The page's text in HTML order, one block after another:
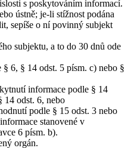
s poskytováním informací.
ústně; je-li stížnost podána
sepíše o ní povinný subjekt
subjektu, a to do 30 dnů ode
6, § 14 odst. 5 písm. c) nebo §
informace podle § 14
14 odst. 6, nebo
podle § 15 odst. 3 nebo
stanovené v
6 písm. b).
orgán.